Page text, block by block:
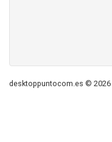
desktoppuntocom.es © 2026